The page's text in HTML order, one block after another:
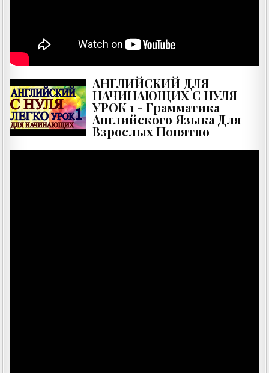
АНГЛИЙСКИЙ ДЛЯ
НАЧИНАЮЩИХ С НУЛЯ
УРОК 1 - Грамматика
Английского Языка Для
Взрослых Понятно